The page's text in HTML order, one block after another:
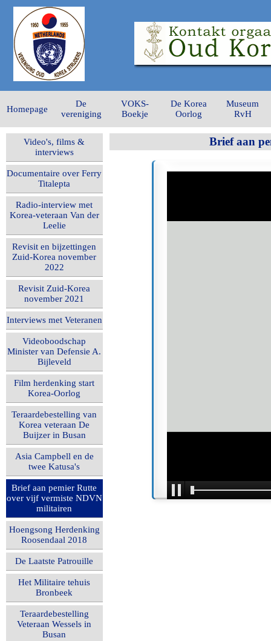
Homepage
De
vereniging
VOKS-
Boekje
De Korea
Oorlog
Museum
RvH
Video's, films &
interviews
Documentaire over Ferry
Titalepta
Radio-interview met
Korea-veteraan Van der
Leelie
Revisit en bijzettingen
Zuid-Korea november
2022
Revisit Zuid-Korea
november 2021
Interviews met Veteranen
Videoboodschap
Minister van Defensie A.
Bijleveld
Film herdenking start
Korea-Oorlog
Teraardebestelling van
Korea veteraan De
Buijzer in Busan
Asia Campbell en de
twee Katusa's
Brief aan pemier Rutte
over vijf vermiste NDVN
militairen
Hoengsong Herdenking
Roosendaal 2018
De Laatste Patrouille
Het Militaire tehuis
Bronbeek
Teraardebestelling
Veteraan Wessels in
Busan
Brief aan